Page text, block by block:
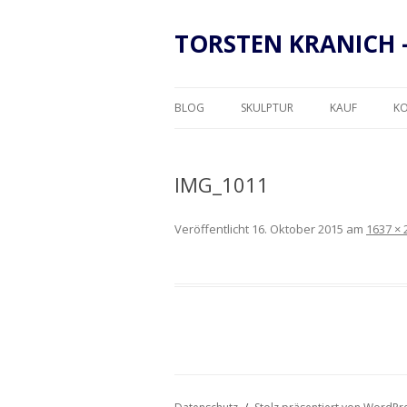
TORSTEN KRANICH
BLOG SKULPTUR KAUF
IMG_1011
Veröffentlicht 16. Oktober 2015 am 1637 ×